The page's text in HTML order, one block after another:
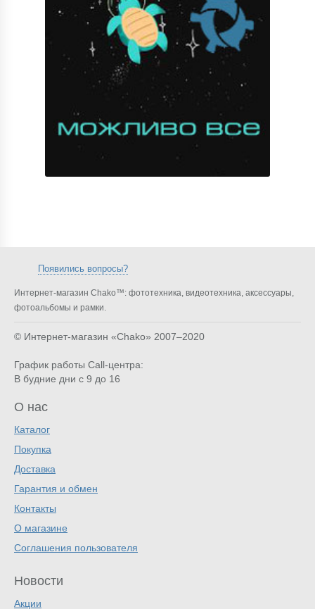
Появились вопросы?
Интернет-магазин Chako™: фототехника, видеотехника, аксессуары,
фотоальбомы и рамки.
© Интернет-магазин «Chako» 2007–2020
График работы Call-центра:
В будние дни с 9 до 16
О нас
Каталог
Покупка
Доставка
Гарантия и обмен
Контакты
О магазине
Соглашения пользователя
Новости
Акции